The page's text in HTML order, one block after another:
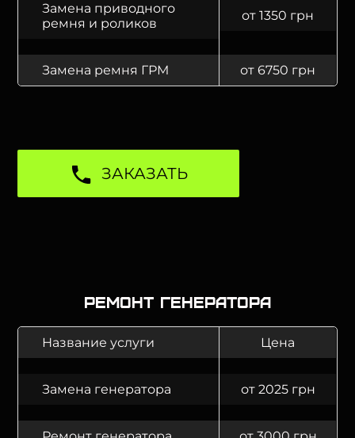
Замена приводного
ремня и роликов
от 1350 грн
Замена ремня ГРМ от 6750 грн
ЗАКАЗАТЬ
Ремонт генератора
Название услуги Цена
Замена генератора от 2025 грн